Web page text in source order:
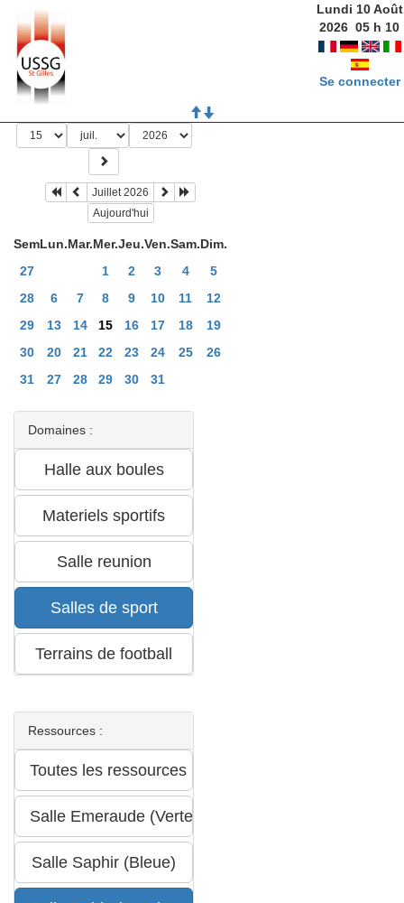
Lundi 10 Août
2026 05 h 10
Se connecter
Juillet 2026
Aujourd'hui
SemLun.Mar.Mer.Jeu.Ven.Sam.Dim.
27
1 2 3 4
5
28
6 7 8 9 10 11
12
29
13 14 15 16 17 18
19
30
20 21 22 23 24 25
26
31
27 28 29 30 31
Domaines :
Ressources :